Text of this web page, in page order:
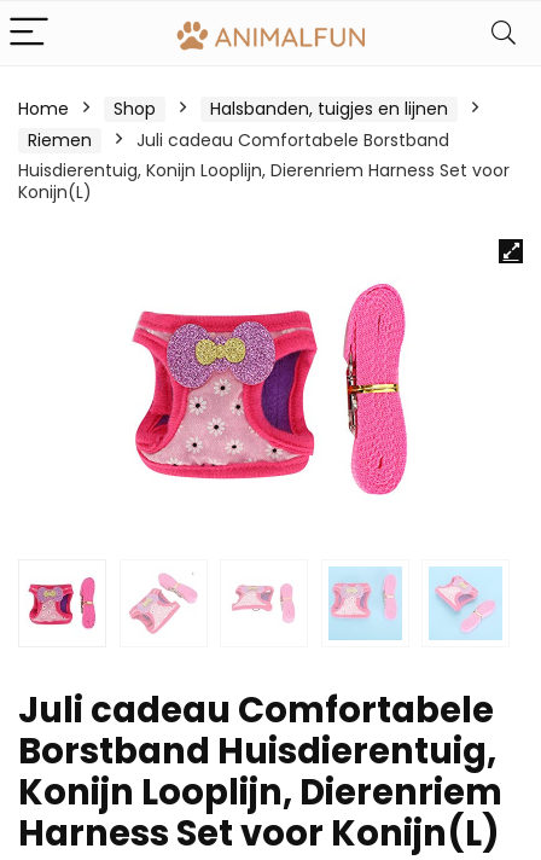
Home Shop
Halsbanden, tuigjes en lijnen
Riemen
Juli cadeau Comfortabele Borstband
Huisdierentuig, Konijn Looplijn, Dierenriem Harness Set voor
Konijn(L)
Juli cadeau Comfortabele
Borstband Huisdierentuig,
Konijn Looplijn, Dierenriem
Harness Set voor Konijn(L)